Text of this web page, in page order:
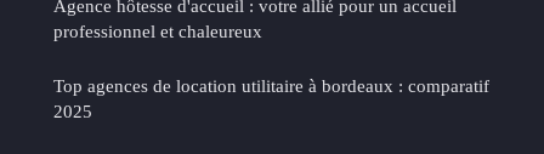
Agence hôtesse d'accueil : votre allié pour un accueil
professionnel et chaleureux
Top agences de location utilitaire à bordeaux : comparatif
2025